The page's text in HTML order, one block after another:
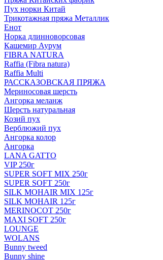
Пух норки Китай
Трикотажная пряжа Металлик
Енот
Норка длинноворсовая
Кашемир Аурум
FIBRA NATURA
Raffia (Fibra natura)
Raffia Multi
РАССКАЗОВСКАЯ ПРЯЖА
Мериносовая шерсть
Ангорка меланж
Шерсть натуральная
Козий пух
Верблюжий пух
Ангорка колор
Ангорка
LANA GATTO
VIP 250г
SUPER SOFT MIX 250г
SUPER SOFT 250г
SILK MOHAIR MIX 125г
SILK MOHAIR 125г
MERINOCOT 250г
MAXI SOFT 250г
LOUNGE
WOLANS
Bunny tweed
Bunny shine